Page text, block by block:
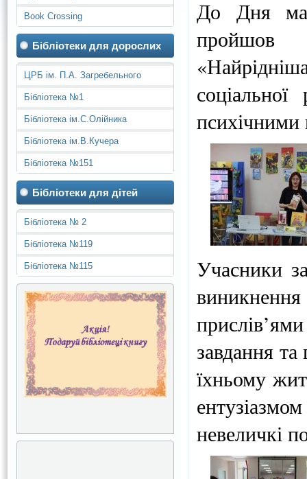
Book Crossing
Бібліотеки для дорослих
ЦРБ ім. П.А. Загребельного
Бібліотека №1
Бібліотека ім.С.Олійника
Бібліотека ім.В.Кучера
Бібліотека №151
Бібліотеки для дітей
Бібліотека № 2
Бібліотека №119
Бібліотека №115
До Дня
пройшов
соціальної
Учасники
завдання
їхньому
невеличкі